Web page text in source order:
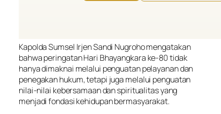
Kapolda Sumsel Irjen Sandi Nugroho mengatakan
bahwa peringatan Hari Bhayangkara ke-80 tidak
hanya dimaknai melalui penguatan pelayanan dan
penegakan hukum, tetapi juga melalui penguatan
nilai-nilai kebersamaan dan spiritualitas yang
menjadi fondasi kehidupan bermasyarakat.